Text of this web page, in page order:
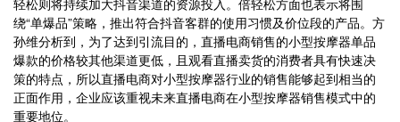
绕“单爆品”策略，推出符合抖音客群的使用习惯及价位段的产品。方
孙维分析到，为了达到引流目的，直播电商销售的小型按摩器单品
爆款的价格较其他渠道更低，且观看直播卖货的消费者具有快速决
策的特点，所以直播电商对小型按摩器行业的销售能够起到相当的
正面作用，企业应该重视未来直播电商在小型按摩器销售模式中的
重要地位。